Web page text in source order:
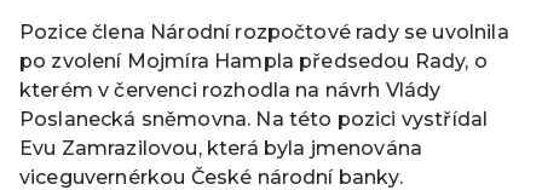
Pozice člena Národní rozpočtové rady se uvolnila
po zvolení Mojmíra Hampla předsedou Rady, o
kterém v červenci rozhodla na návrh Vlády
Poslanecká sněmovna. Na této pozici vystřídal
Evu Zamrazilovou, která byla jmenována
viceguvernérkou České národní banky.